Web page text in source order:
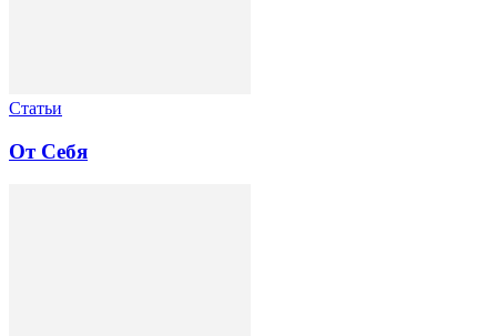
Статьи
От Себя